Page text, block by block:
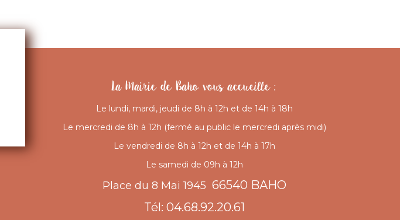
La Mairie de Baho vous accueille :
Le lundi, mardi, jeudi de 8h à 12h et de 14h à 18h
Le mercredi de 8h à 12h (fermé au public le mercredi après midi)
Le vendredi de 8h à 12h et de 14h à 17h
Le samedi de 09h à 12h
Place du 8 Mai 1945 66540 BAHO
Tél: 04.68.92.20.61